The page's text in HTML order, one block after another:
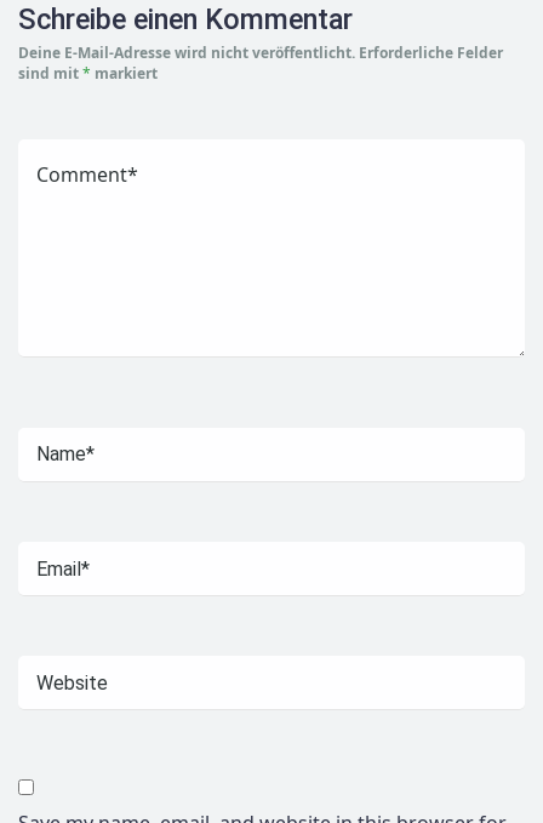
Schreibe einen Kommentar
Deine E-Mail-Adresse wird nicht veröffentlicht. Erforderliche Felder
sind mit* markiert